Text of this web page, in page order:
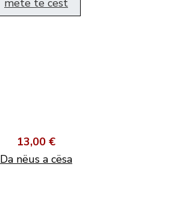
mëte te cëst
13,00 €
Da nëus a cësa